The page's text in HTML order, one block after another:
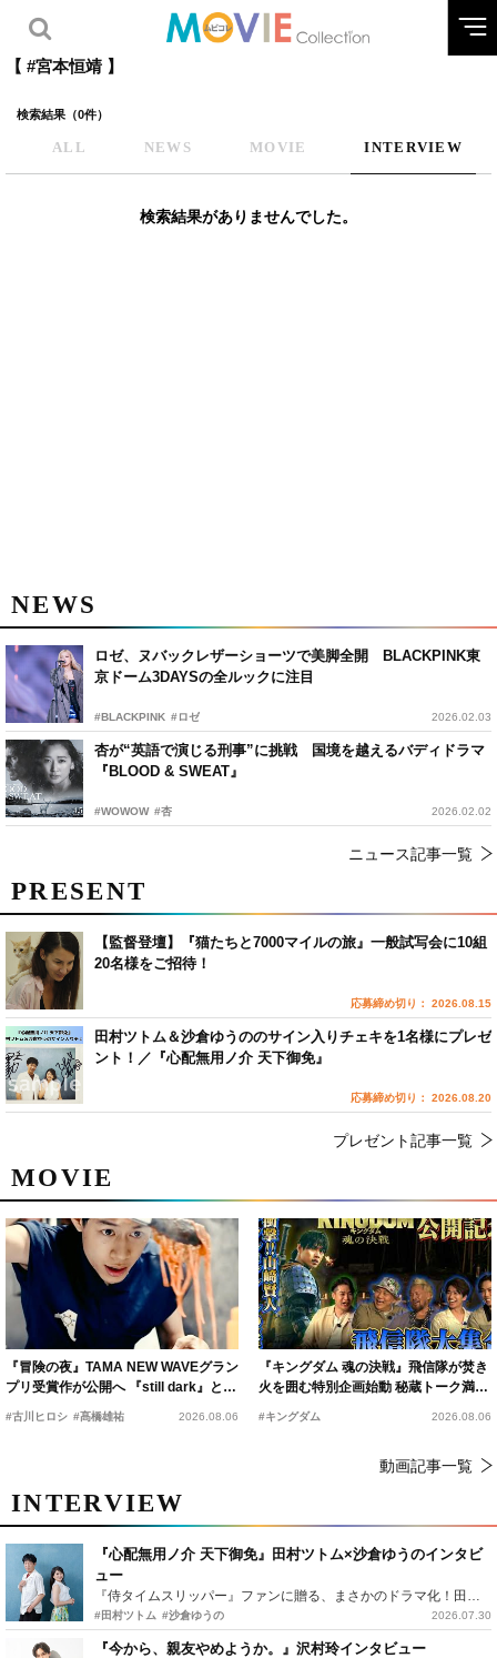
【 #宮本恒靖 】
検索結果（0件）
ALL NEWS MOVIE INTERVIEW
検索結果がありませんでした。
NEWS
ロゼ、ヌバックレザーショーツで美脚全開 BLACKPINK東
京ドーム3DAYSの全ルックに注目
#BLACKPINK #ロゼ 2026.02.03
杏が“英語で演じる刑事”に挑戦 国境を越えるバディドラマ
『BLOOD & SWEAT』
#WOWOW #杏 2026.02.02
ニュース記事一覧
MOVIE
『冒険の夜』TAMA NEW WAVEグラン
プリ受賞作が公開へ 『still dark』と同
時上映決定
#古川ヒロシ #髙橋雄祐 2026.08.06
『キングダム 魂の決戦』飛信隊が焚き
火を囲む特別企画始動 秘蔵トーク満載
の“キングダムキャンプ”開催
#キングダム 2026.08.06
動画記事一覧
INTERVIEW
『心配無用ノ介 天下御免』田村ツトム×沙倉ゆうのインタビ
ュー
『侍タイムスリッパー』ファンに贈る、まさかのドラマ化！田村ツトム×沙倉ゆうのが語る『心配無用ノ介』撮影秘話
#田村ツトム #沙倉ゆうの 2026.07.30
『今から、親友やめようか。』沢村玲インタビュー
PRESENT
【監督登壇】『猫たちと7000マイルの旅』一般試写会に10組
20名様をご招待！
応募締め切り： 2026.08.15
田村ツトム＆沙倉ゆうののサイン入りチェキを1名様にプレゼ
ント！／『心配無用ノ介 天下御免』
応募締め切り： 2026.08.20
プレゼント記事一覧